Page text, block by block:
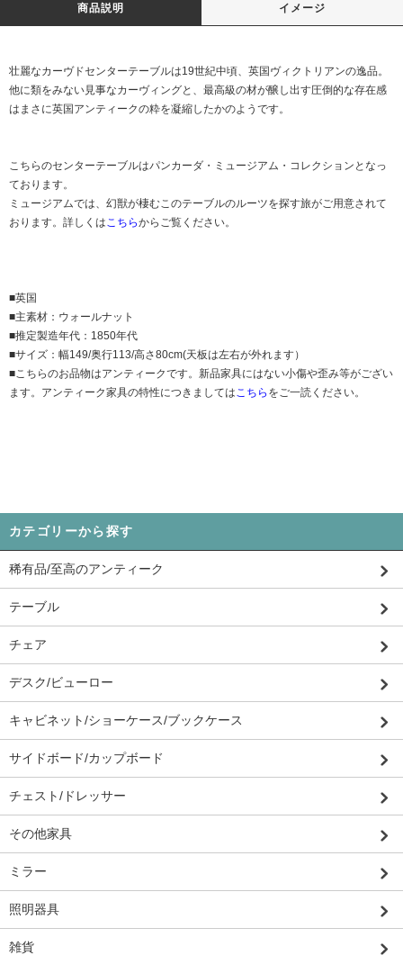
商品説明 イメージ
壮麗なカーヴドセンターテーブルは19世紀中頃、英国ヴィクトリアンの逸品。
他に類をみない見事なカーヴィングと、最高級の材が醸し出す圧倒的な存在感
はまさに英国アンティークの粋を凝縮したかのようです。
こちらのセンターテーブルはパンカーダ・ミュージアム・コレクションとなっ
ております。
ミュージアムでは、幻獣が棲むこのテーブルのルーツを探す旅がご用意されて
おります。詳しくは こちらからご覧ください。
■英国
■主素材：ウォールナット
■推定製造年代：1850年代
■サイズ：幅149/奥行113/高さ80cm(天板は左右が外れます）
■こちらのお品物はアンティークです。新品家具にはない小傷や歪み等がござい
ます。アンティーク家具の特性につきましては こちら をご一読ください。
カテゴリーから探す
稀有品/至高のアンティーク
テーブル
チェア
デスク/ビューロー
キャビネット/ショーケース/ブックケース
サイドボード/カップボード
チェスト/ドレッサー
その他家具
ミラー
照明器具
雑貨